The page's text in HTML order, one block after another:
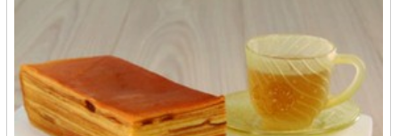
Patrem Snack - Mojokerto
PD. Anugrah - Cilegon
PD. Laksana - Cilegon
PD. Pakpak Agro Lestari - Medan